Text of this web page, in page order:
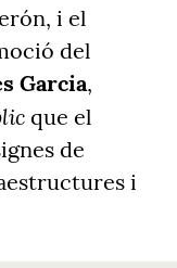
i el
del
Garcia,
que el
de
i